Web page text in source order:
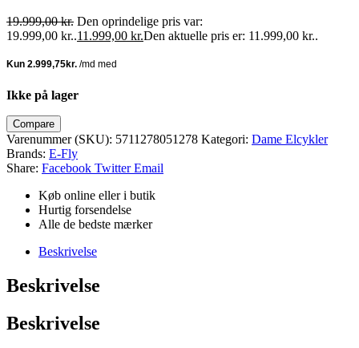
19.999,00kr. Den oprindelige pris var:
19.999,00 kr..11.999,00 kr.Den aktuelle pris er: 11.999,00 kr..
Ikke på lager
Compare
Varenummer (SKU): 5711278051278 Kategori: Dame Elcykler
Brands: E-Fly
Share: Facebook Twitter Email
Køb online eller i butik
Hurtig forsendelse
Alle de bedste mærker
Beskrivelse
Beskrivelse
Beskrivelse